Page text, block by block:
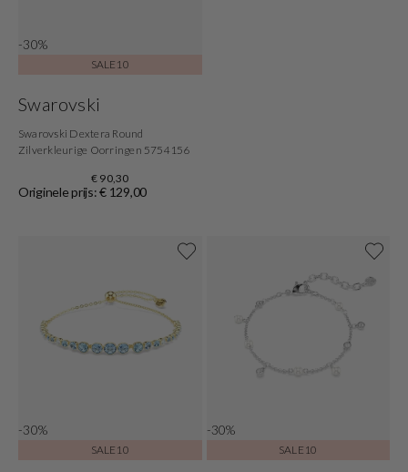
-30%
SALE10
Swarovski
Swarovski Dextera Round
Zilverkleurige Oorringen 5754156
€ 90,30
Originele prijs: € 129,00
-30%
SALE10
-30%
SALE10